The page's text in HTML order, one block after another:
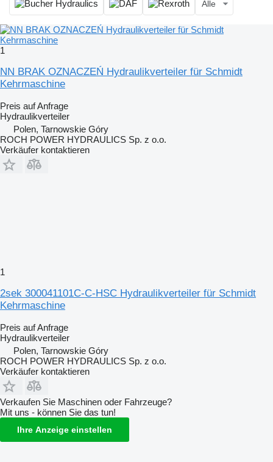
Alle
1
NN BRAK OZNACZEŃ Hydraulikverteiler für Schmidt
Kehrmaschine
Preis auf Anfrage
Hydraulikverteiler
Polen, Tarnowskie Góry
ROCH POWER HYDRAULICS Sp. z o.o.
Verkäufer kontaktieren
1
2sek 300041101C-C-HSC Hydraulikverteiler für Schmidt
Kehrmaschine
Preis auf Anfrage
Hydraulikverteiler
Polen, Tarnowskie Góry
ROCH POWER HYDRAULICS Sp. z o.o.
Verkäufer kontaktieren
Verkaufen Sie Maschinen oder Fahrzeuge?
Mit uns - können Sie das tun!
Ihre Anzeige einstellen